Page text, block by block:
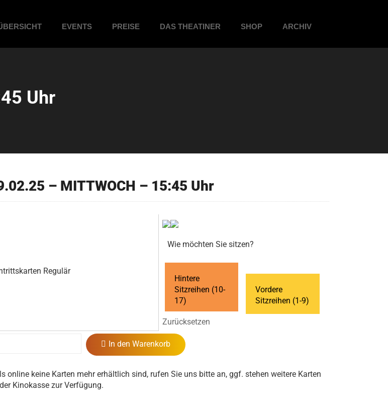
EVENTS PREISE DAS THEATINER SHOP ARCHIV
Uhr
– MITTWOCH – 15:45 Uhr
Regulär
Wie möchten Sie sitzen?
Hintere
Sitzreihen (10-
17)
Vordere
Sitzreihen (1-9)
Zurücksetzen
In den Warenkorb
online keine Karten mehr erhältlich sind, rufen Sie uns bitte an, ggf. stehen weitere Karten
Kinokasse zur Verfügung.